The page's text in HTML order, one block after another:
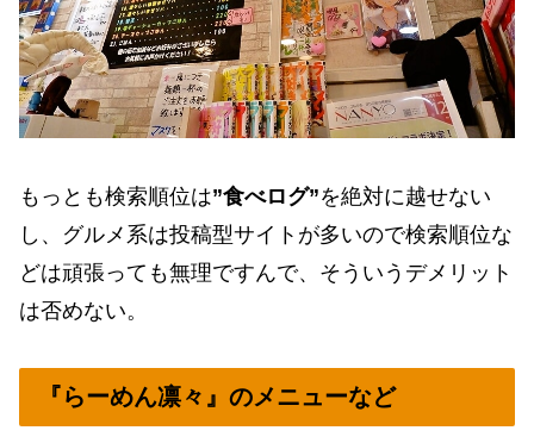
もっとも検索順位は”食べログ”を絶対に越せない
し、グルメ系は投稿型サイトが多いので検索順位な
どは頑張っても無理ですんで、そういうデメリット
は否めない。
『らーめん凛々』のメニューなど